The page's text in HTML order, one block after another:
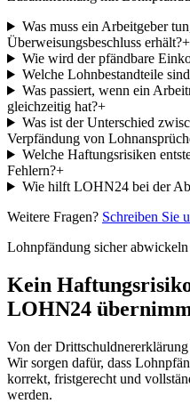
Was muss ein Arbeitgeber
Überweisungsbeschluss erhält?+
Wie wird der pfändbare
Welche Lohnbestandteile
Was passiert, wenn ein
gleichzeitig hat?+
Was ist der Unterschied
Verpfändung von
Welche Haftungsrisiken
Fehlern?+
Wie hilft LOHN24 bei der
Weitere Fragen? Schreiben Sie
Lohnpfändung sicher abwickeln
Kein
LOHN24
Von der
Wir sorgen dafür, dass
korrekt, fristgerecht und
werden.